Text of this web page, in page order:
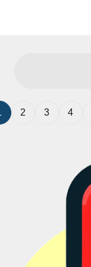
підрозділ
2 3 4